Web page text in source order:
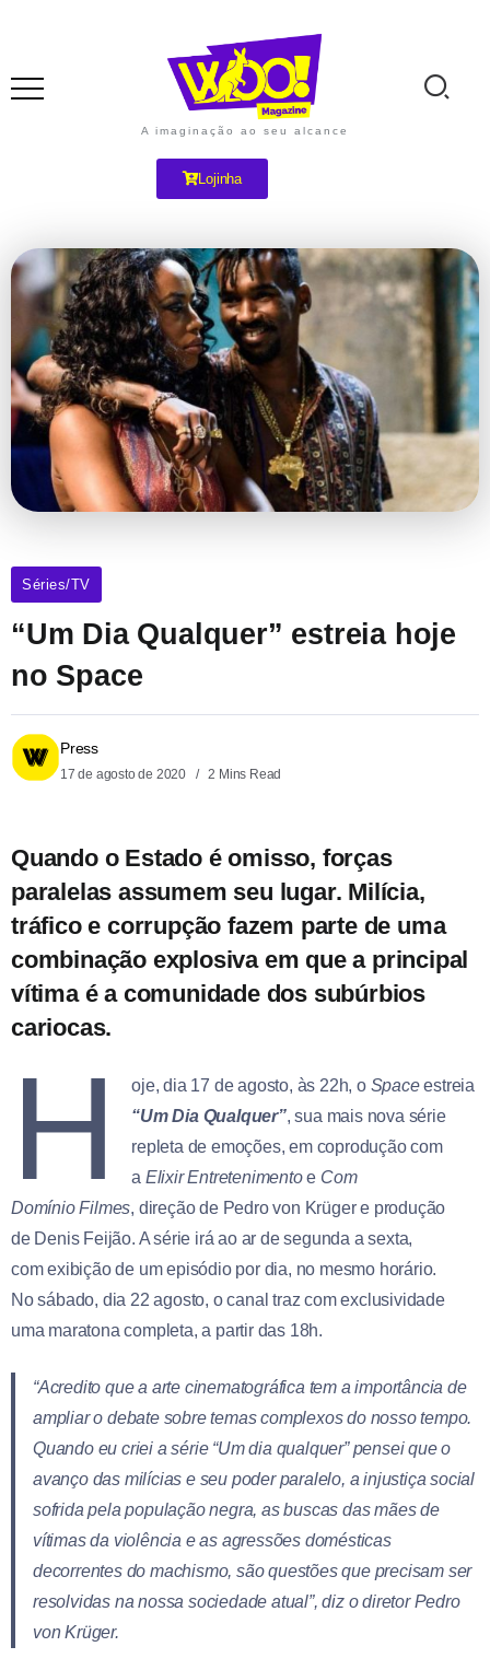
A imaginação ao seu alcance
Lojinha
Séries/TV
“Um Dia Qualquer” estreia hoje
no Space
Press
17 de agosto de 2020 2 Mins Read
Quando o Estado é omisso, forças
paralelas assumem seu lugar. Milícia,
tráfico e corrupção fazem parte de uma
combinação explosiva em que a principal
vítima é a comunidade dos subúrbios
cariocas.
H oje, dia 17 de agosto, às 22h, o Spaceestreia
“Um Dia Qualquer”, sua mais nova série
repleta de emoções, em coprodução com
a Elixir Entretenimentoe Com
DomínioFilmes, direção de Pedro von Krüger e produção
de Denis Feijão. A série irá ao ar de segunda a sexta,
com exibição de um episódio por dia, no mesmo horário.
No sábado, dia 22 agosto, o canal traz com exclusividade
uma maratona completa, a partir das 18h.
“Acredito que a arte cinematográfica tem a importância de
ampliar o debate sobre temas complexos do nosso tempo.
Quando eu criei a série “Um dia qualquer” pensei que o
avanço das milícias e seu poder paralelo, a injustiça social
sofrida pela população negra, as buscas das mães de
vítimas da violência e as agressões domésticas
decorrentes do machismo, são questões que precisam ser
resolvidas na nossa sociedade atual”, diz o diretor Pedro
von Krüger.